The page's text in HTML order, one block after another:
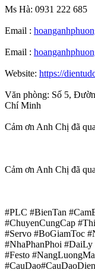
Ms Hà: 0931 222 685
Email :
Email :
Website: https://
Văn phòng: Số 5,
Chí Minh
Cảm ơn Anh Chị đã
Cảm ơn Anh Chị đã
#PLC #BienTan
#ChuyenCungCap
#Servo #BoGiamToc
#NhaPhanPhoi
#Festo
#CauDao#CauDaoDien